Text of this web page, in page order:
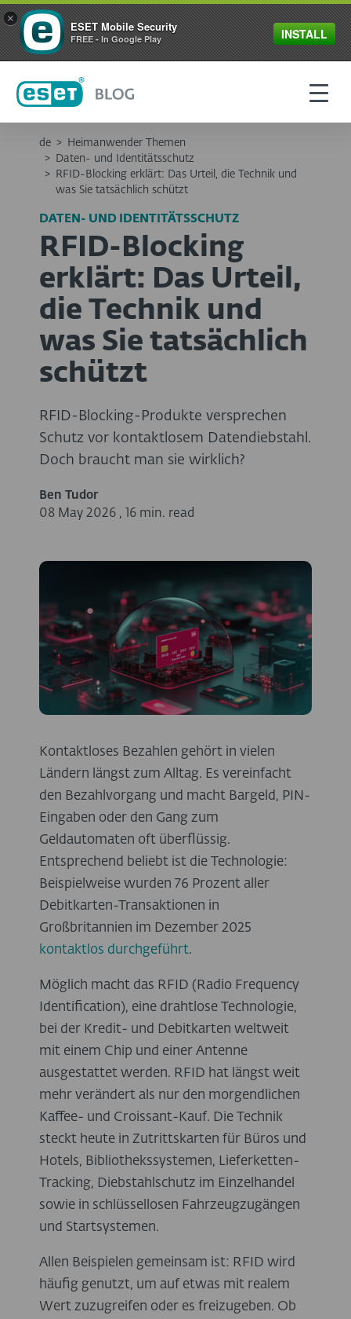
de >
Heimanwender Themen
>
Daten- und Identitätsschutz
>
RFID-Blocking erklärt: Das Urteil, die Technik und
was Sie tatsächlich schützt
DATEN- UND IDENTITÄTSSCHUTZ
RFID-Blocking
erklärt: Das Urteil,
die Technik und
was Sie tatsächlich
schützt
RFID-Blocking-Produkte versprechen
Schutz vor kontaktlosem Datendiebstahl.
Doch braucht man sie wirklich?
Ben Tudor
08 May 2026 , 16 min. read
Kontaktloses Bezahlen gehört in vielen
Ländern längst zum Alltag. Es vereinfacht
den Bezahlvorgang und macht Bargeld, PIN-
Eingaben oder den Gang zum
Geldautomaten oft überflüssig.
Entsprechend beliebt ist die Technologie:
Beispielweise wurden 76 Prozent aller
Debitkarten-Transaktionen in
Großbritannien im Dezember 2025
kontaktlos durchgeführt.
Möglich macht das RFID (Radio Frequency
Identification), eine drahtlose Technologie,
bei der Kredit- und Debitkarten weltweit
mit einem Chip und einer Antenne
ausgestattet werden. RFID hat längst weit
mehr verändert als nur den morgendlichen
Kaffee- und Croissant-Kauf. Die Technik
steckt heute in Zutrittskarten für Büros und
Hotels, Bibliothekssystemen, Lieferketten-
Tracking, Diebstahlschutz im Einzelhandel
sowie in schlüssellosen Fahrzeugzugängen
und Startsystemen.
Allen Beispielen gemeinsam ist: RFID wird
häufig genutzt, um auf etwas mit realem
Wert zuzugreifen oder es freizugeben. Ob
×
ESET Mobile Security
FREE - In Google Play INSTALL